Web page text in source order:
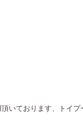
いております、トイ